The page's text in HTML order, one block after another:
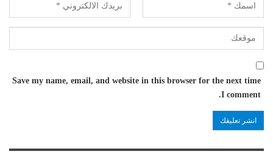
Save my name, email, and website in this browser for the next time
I comment.